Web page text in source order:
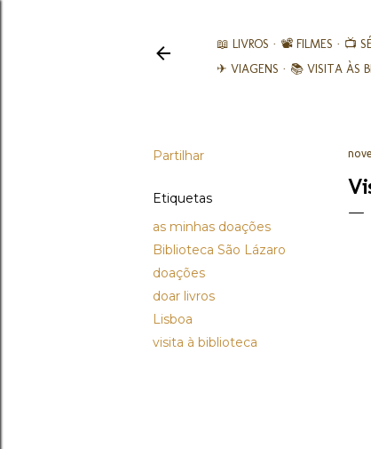
📖 LIVROS 📽️ FILMES 📺
✈ VIAGENS
📚︎ VISITA ÀS
Partilhar
Etiquetas
as minhas doações
Biblioteca São Lázaro
doações
doar livros
Lisboa
visita à biblioteca